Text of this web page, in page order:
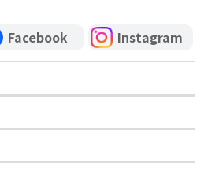
Facebook Instagram